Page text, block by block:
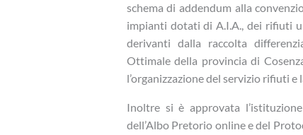
schema di addendum alla
impianti dotati di A.I.A., dei rifiuti
derivanti dalla raccolta
Ottimale della provincia di
l’organizzazione del servizio rifiuti e
Inoltre si è approvata
dell’Albo Pretorio online e del